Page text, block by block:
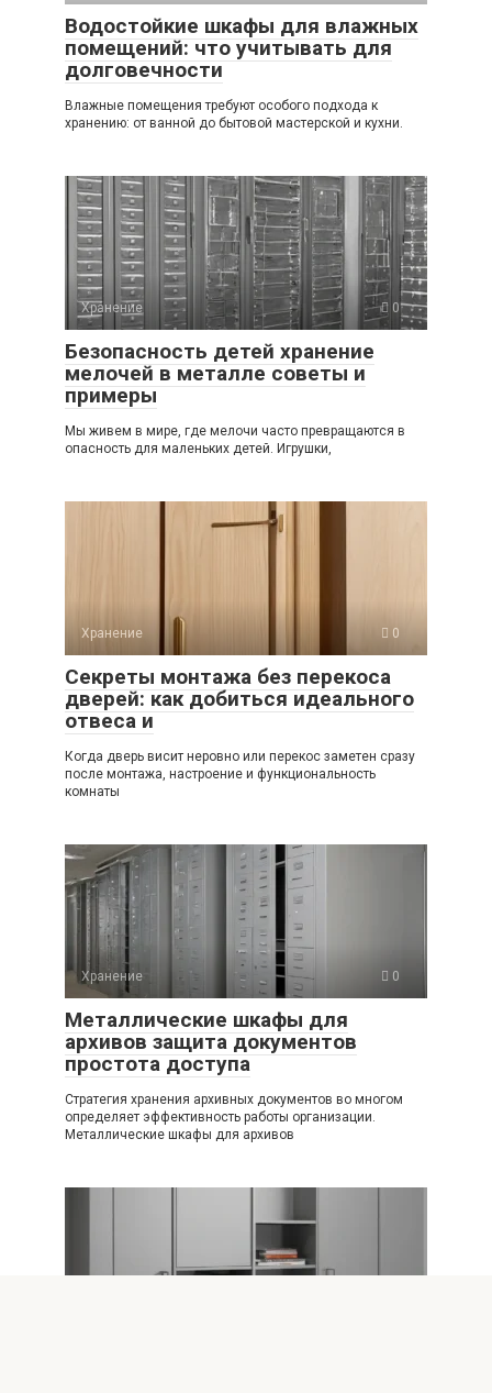
Водостойкие шкафы для влажных
помещений: что учитывать для
долговечности
Влажные помещения требуют особого подхода к
хранению: от ванной до бытовой мастерской и кухни.
Хранение 0
Безопасность детей хранение
мелочей в металле советы и
примеры
Мы живем в мире, где мелочи часто превращаются в
опасность для маленьких детей. Игрушки,
Хранение 0
Секреты монтажа без перекоса
дверей: как добиться идеального
отвеса и
Когда дверь висит неровно или перекос заметен сразу
после монтажа, настроение и функциональность
комнаты
Хранение 0
Металлические шкафы для
архивов защита документов
простота доступа
Стратегия хранения архивных документов во многом
определяет эффективность работы организации.
Металлические шкафы для архивов